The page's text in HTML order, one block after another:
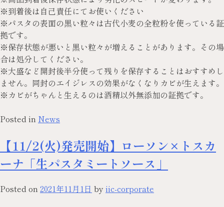
※到着後は自己責任にてお使いください
※パスタの表面の黒い粒々は古代小麦の全粒粉を使っている証
拠です。
※保存状態が悪いと黒い粒々が増えることがあります。その場
合は処分してください。
※大盛など開封後半分使って残りを保存することはおすすめし
ません。同封のエイジレスの効果がなくなりカビが生えます。
※カビがちゃんと生えるのは酒精以外無添加の証拠です。
Posted in News
【11/2(火)発売開始】ローソン×トスカ
ーナ「生パスタミートソース」
Posted on 2021年11月1日 by iic-corporate